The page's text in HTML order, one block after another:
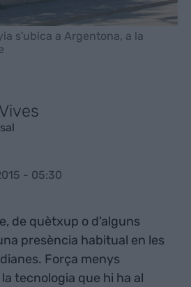
s'ubica a Argentona, a la
- 05:30
de quètxup o d'alguns
presència habitual en les
Força menys
tecnologia que hi ha al